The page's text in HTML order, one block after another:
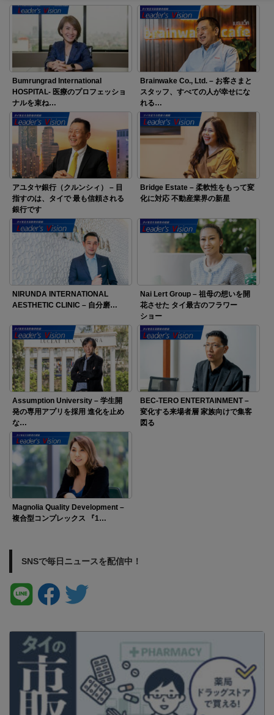
Bumrungrad International
HOSPITAL- 医療のプロフェッショ
ナルを束ね…
Brainwake Co., Ltd. – お客さまと
スタッフ、すべての人が幸せにな
れる…
アユタヤ銀行（クルンシィ） – 目
指すのは、タイで 最も信頼される
銀行です
Bridge Estate – 柔軟性をもって変
化に対応 不動産業界の新星
NIRUNDA INTERNATIONAL
AESTHETIC CLINIC – 自分磨…
Nai Lert Group – 祖母の想いを開
花させた タイ最古のフラワー
ショー
Assumption University – 学生開
発の専用アプリを採用 進化を止め
な…
BEC-TERO ENTERTAINMENT –
変化する来場者層 家族向けで集客
図る
Magnolia Quality Development –
複合型コンプレックス 『1…
SNSで毎日ニュースを配信中！